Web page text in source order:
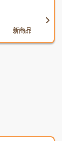
新商品